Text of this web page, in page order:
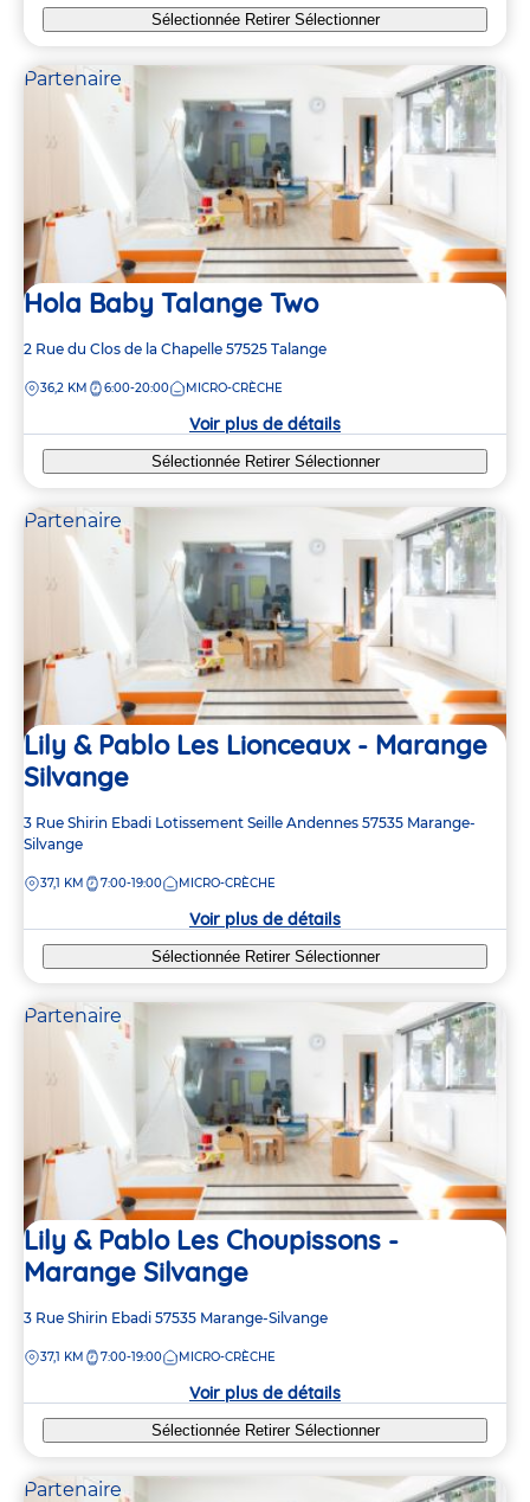
Sélectionnée Retirer Sélectionner
Partenaire
Hola Baby Talange Two
Adresse
la
2 Rue du Clos de la Chapelle 57525 Talange
DISTANCE
36,2 KM 6:00-20:00 MICRO-CRÈCHE
Voir plus de détails
Sélectionnée Retirer Sélectionner
Partenaire
Lily & Pablo Les Lionceaux - Marange
Silvange
Adresse
de
crèche
3 Rue Shirin Ebadi Lotissement Seille Andennes 57535 Marange-
Silvange
DISTANCE
37,1 KM 7:00-19:00 MICRO-CRÈCHE
Voir plus de détails
Sélectionnée Retirer Sélectionner
Partenaire
Lily & Pablo Les Choupissons -
Marange Silvange
Adresse
la
3 Rue Shirin Ebadi 57535 Marange-Silvange
DISTANCE
37,1 KM 7:00-19:00 MICRO-CRÈCHE
Voir plus de détails
Sélectionnée Retirer Sélectionner
Partenaire